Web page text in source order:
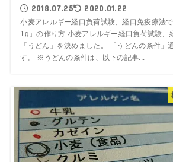
2018.07.25 2020.01.22
小麦アレルギー経口負荷試験、経口免疫療法
1g」の作り方 小麦アレルギー経口負荷試験、
「うどん」を決めました。 「うどんの条件」
す。 ※うどんの条件は、以下の記事...